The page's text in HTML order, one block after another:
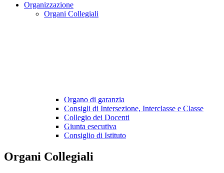
Organizzazione
Organi Collegiali
Organo di garanzia
Consigli di Intersezione, Interclasse e Classe
Collegio dei Docenti
Giunta esecutiva
Consiglio di Istituto
Organi Collegiali